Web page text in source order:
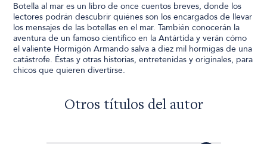
Botella al mar es un libro de once cuentos breves, donde los
lectores podrán descubrir quiénes son los encargados de llevar
los mensajes de las botellas en el mar. También conocerán la
aventura de un famoso científico en la Antártida y verán cómo
el valiente Hormigón Armando salva a diez mil hormigas de una
catástrofe. Éstas y otras historias, entretenidas y originales, para
chicos que quieren divertirse.
Otros títulos del autor